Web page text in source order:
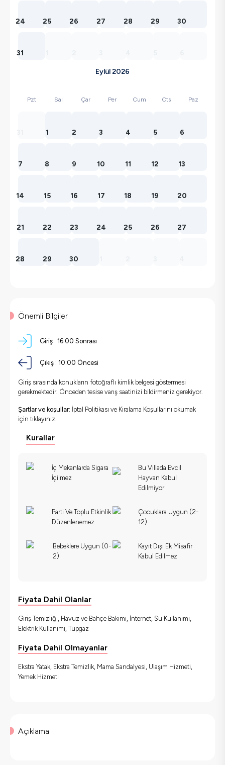
24 25 26 27 28 29 30
31
Eylül 2026
Pzt Sal Çar Per Cum Cts Paz
1 2 3 4 5 6
7 8 9 10 11 12 13
14 15 16 17 18 19 20
21 22 23 24 25 26 27
28 29 30
Önemli Bilgiler
Giriş : 16:00 Sonrası
Çıkış : 10:00 Öncesi
Giriş sırasında konukların fotoğraflı kimlik belgesi göstermesi
gerekmektedir. Önceden tesise varış saatinizi bildirmeniz gerekiyor.
Şartlar ve koşullar: İptal Politikası ve Kiralama Koşullarını okumak
için tıklayınız.
Kurallar
İç Mekanlarda Sigara
İçilmez
Bu Villada Evcil
Hayvan Kabul
Edilmiyor
Parti Ve Toplu Etkinlik
Düzenlenemez
Çocuklara Uygun (2-
12)
Bebeklere Uygun (0-
2)
Kayıt Dışı Ek Misafir
Kabul Edilmez
Fiyata Dahil Olanlar
Giriş Temizliği, Havuz ve Bahçe Bakımı, İnternet, Su Kullanımı,
Elektrik Kullanımı, Tüpgaz
Fiyata Dahil Olmayanlar
Ekstra Yatak, Ekstra Temizlik, Mama Sandalyesi, Ulaşım Hizmeti,
Yemek Hizmeti
Açıklama